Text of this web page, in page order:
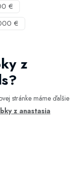
€
€
z
stránke máme ďalšie
z anastasia